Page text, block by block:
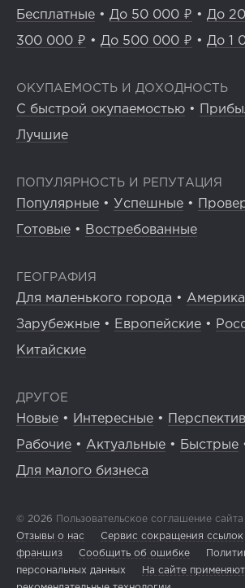
Бесплатные • До 50 000 ₽ • До
300 000 ₽ • До 500 000 ₽ • До 1
ОКУПАЕМОСТЬ И ДОХОДНОСТЬ
С быстрой окупаемостью •
Лучшие
ПОПУЛЯРНОСТЬ И РЕПУТАЦИЯ
Популярные • Успешные •
Готовые • Востребованные
ГЕОГРАФИЯ
Для маленького города •
Зарубежные • Европейские •
Китайские
ДРУГОЕ
Новые • Интересные •
Рабочие • Актуальные • Быстрые
Для малого бизнеса
© 2026 Пользовательское соглашение сайта
Отзывы о нас
Сервис сокращения ссылок
франшиз
Сообщить об ошибке
персональных данных
На сайте